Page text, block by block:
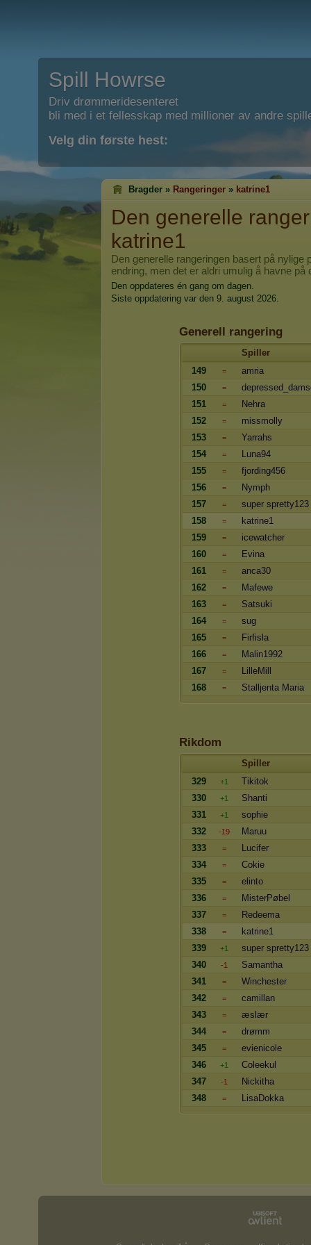
Spill Howrse
Driv drømmeridesenteret
bli med i et fellesskap med millioner av andre
Velg din første hest:
Bragder » Rangeringer » katrine1
Den generelle
katrine1
Den generelle rangeringen basert på nylige
endring, men det er aldri umulig å havne på
Den oppdateres én gang om dagen.
Siste oppdatering var den 9. august 2026.
Generell rangering
Spiller
149
=
amria
150
=
151
=
Nehra
152
=
missmolly
153
=
Yarrahs
154
=
Luna94
155
=
fjording456
156
=
Nymph
157
=
super spretty123
158
=
katrine1
159
=
icewatcher
160
=
Evina
161
=
anca30
162
=
Mafewe
163
=
Satsuki
164
=
sug
165
=
Firfisla
166
=
Malin1992
167
=
LilleMill
168
= Stalljenta Maria
Rikdom
Spiller
329
+1
Tikitok
330
+1
Shanti
331
+1
sophie
332
-19
Maruu
333
=
Lucifer
334
=
Cokie
335
=
elinto
336
=
MisterPøbel
337
=
Redeema
338
=
katrine1
339
+1
super spretty123
340
-1
Samantha
341
=
Winchester
342
=
camillan
343
=
æslær
344
=
drømm
345
=
evienicole
346
+1
Coleekul
347
-1
Nickitha
348
= LisaDokka